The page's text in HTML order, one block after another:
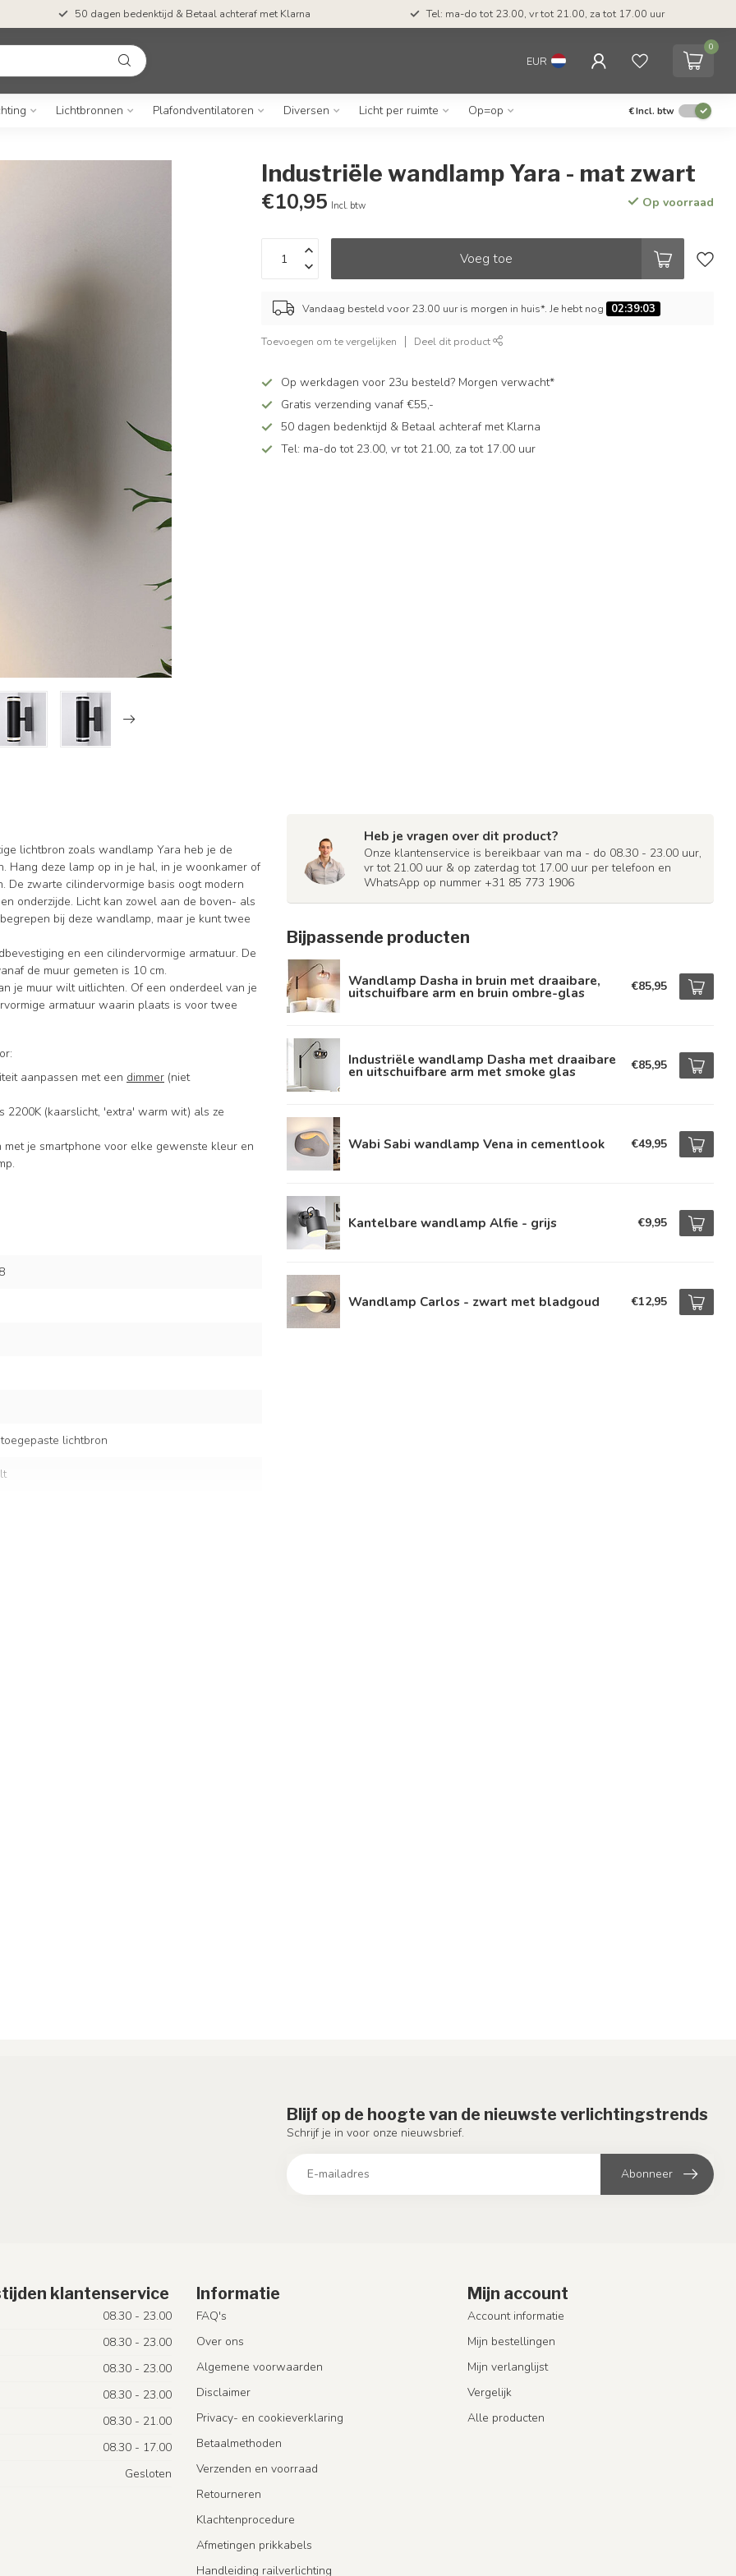
50 dagen bedenktijd & Betaal achteraf met Klarna Tel: ma-do tot 23.00, vr tot 21.00, za tot 17.00 uur
EUR
0
Lichtbronnen Plafondventilatoren Diversen Licht per ruimte Op=op €Incl. btw
Industriële wandlamp Yara - mat zwart
€10,95 Incl. btw Op voorraad
Voeg toe
Vandaag besteld voor 23.00 uur is morgen in huis*. Je hebt nog 02:39:02
Toevoegen om te vergelijken Deel dit product
Op werkdagen voor 23u besteld? Morgen verwacht*
Gratis verzending vanaf €55,-
50 dagen bedenktijd & Betaal achteraf met Klarna
Tel: ma-do tot 23.00, vr tot 21.00, za tot 17.00 uur
lichtbron zoals wandlamp Yara heb je de
Hang deze lamp op in je hal, in je woonkamer of
De zwarte cilindervormige basis oogt modern
onderzijde. Licht kan zowel aan de boven- als
bij deze wandlamp, maar je kunt twee
en een cilindervormige armatuur. De
de muur gemeten is 10 cm.
je muur wilt uitlichten. Of een onderdeel van je
armatuur waarin plaats is voor twee
aanpassen met een dimmer (niet
2200K (kaarslicht, 'extra' warm wit) als ze
je smartphone voor elke gewenste kleur en
lichtbron
Heb je vragen over dit product?
Onze klantenservice is bereikbaar van ma - do 08.30 - 23.00 uur,
vr tot 21.00 uur & op zaterdag tot 17.00 uur per telefoon en
WhatsApp op nummer +31 85 773 1906
Bijpassende producten
Wandlamp Dasha in bruin met draaibare,
uitschuifbare arm en bruin ombre-glas €85,95
Industriële wandlamp Dasha met draaibare
en uitschuifbare arm met smoke glas €85,95
Wabi Sabi wandlamp Vena in cementlook €49,95
Kantelbare wandlamp Alfie - grijs €9,95
Wandlamp Carlos - zwart met bladgoud €12,95
Blijf op de hoogte van de nieuwste verlichtingstrends
Schrijf je in voor onze nieuwsbrief.
Abonneer
klantenservice
08.30 - 23.00
08.30 - 23.00
08.30 - 23.00
08.30 - 23.00
08.30 - 21.00
08.30 - 17.00
Gesloten
Informatie
FAQ's
Over ons
Algemene voorwaarden
Disclaimer
Privacy- en cookieverklaring
Betaalmethoden
Verzenden en voorraad
Retourneren
Klachtenprocedure
Afmetingen prikkabels
Handleiding railverlichting
Mijn account
Account informatie
Mijn bestellingen
Mijn verlanglijst
Vergelijk
Alle producten